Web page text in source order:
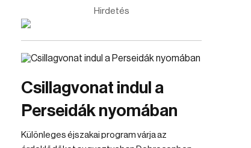
Hirdetés
Csillagvonat indul a
Perseidák nyomában
Különleges éjszakai program várja az